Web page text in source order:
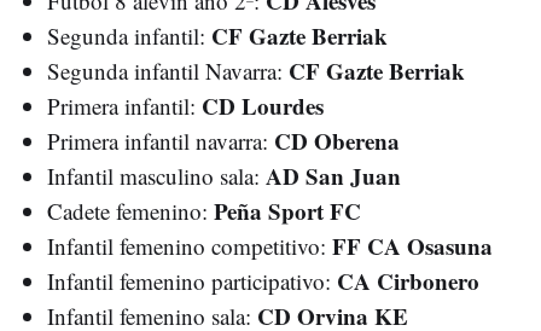
Segunda infantil: CF Gazte Berriak
Segunda infantil Navarra: CF Gazte Berriak
Primera infantil: CD Lourdes
Primera infantil navarra: CD Oberena
Infantil masculino sala: AD San Juan
Cadete femenino: Peña Sport FC
Infantil femenino competitivo: FF CA Osasuna
Infantil femenino participativo: CA Cirbonero
Infantil femenino sala: CD Orvina KE